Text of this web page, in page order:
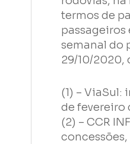
termos de
semanal do
29/10/2020,
(1) – ViaSul:
de fevereiro
(2) – CCR